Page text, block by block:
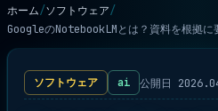
ホーム ソフトウェア
GoogleのNotebookLMとは？資料を根拠に
ソフトウェア ai 公開日